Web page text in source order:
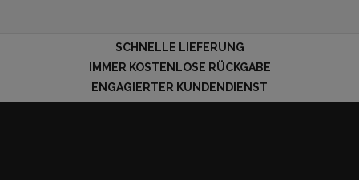
SCHNELLE LIEFERUNG
IMMER KOSTENLOSE RÜCKGABE
ENGAGIERTER KUNDENDIENST